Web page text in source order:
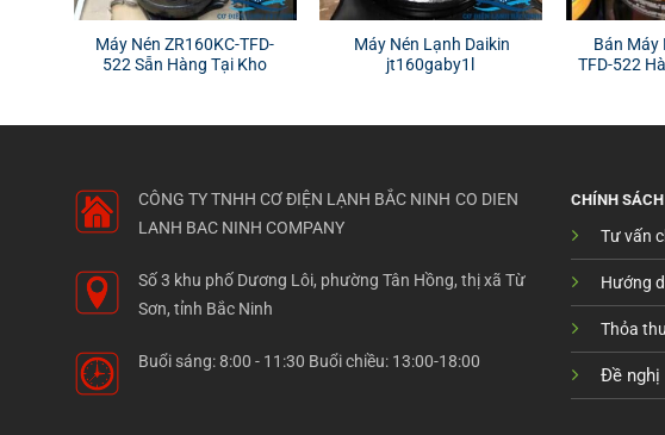
Máy Nén ZR160KC-TFD-
522 Sẵn Hàng Tại Kho
Máy Nén Lạnh Daikin
jt160gaby1l
Bán Máy
TFD-522
CÔNG TY TNHH CƠ ĐIỆN LẠNH BẮC NINH CO DIEN
LANH BAC NINH COMPANY
Số 3 khu phố Dương Lôi, phường Tân Hồng, thị xã Từ
Sơn, tỉnh Bắc Ninh
Buổi sáng: 8:00 - 11:30 Buổi chiều: 13:00-18:00
CHÍNH SÁCH
Tư vấn
Hướng
Thỏa
Đề nghị